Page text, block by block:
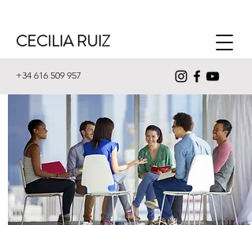
CECILIA RUIZ
+34 616 509 957